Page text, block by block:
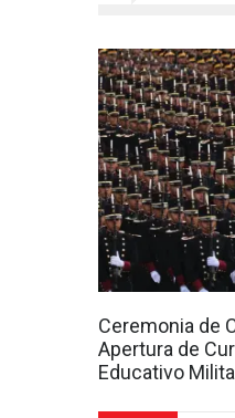
Ceremonia de
Apertura de
Educativo